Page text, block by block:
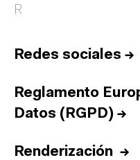
R
Redes sociales →
Reglamento
Datos (RGPD) →
Renderización →